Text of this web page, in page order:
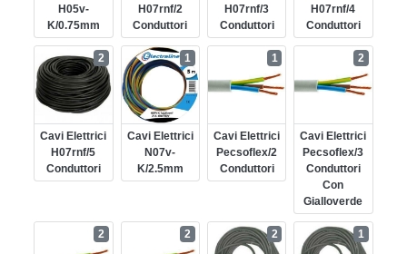
H05v-
K/0.75mm
H07rnf/2
Conduttori
H07rnf/3
Conduttori
H07rnf/4
Conduttori
Cavi Elettrici
H07rnf/5
Conduttori
2
Cavi Elettrici
N07v-
K/2.5mm
1
Cavi Elettrici
Pecsoflex/2
Conduttori
1
Cavi Elettrici
Pecsoflex/3
Conduttori
Con
Gialloverde
2
2 2 2 1